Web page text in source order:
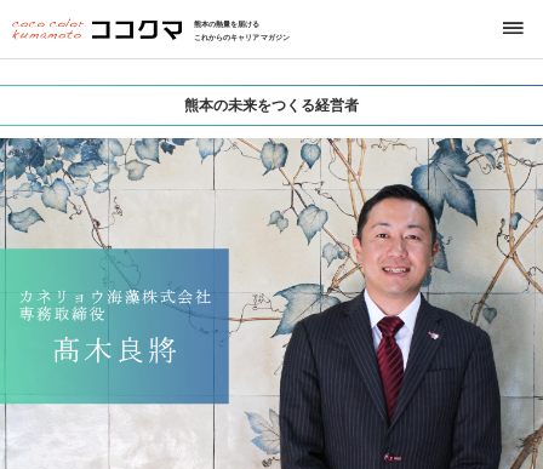
熊本の熱量を届ける
これからのキャリアマガジン
熊本の未来をつくる経営者